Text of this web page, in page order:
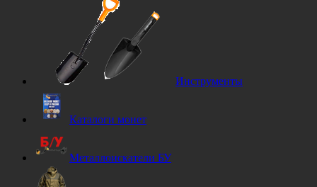
Инструменты
Каталоги монет
Металлоискатели БУ